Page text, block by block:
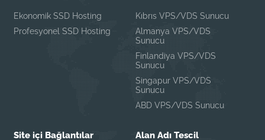
Ekonomik SSD Hosting
Profesyonel SSD Hosting
Kıbrıs VPS/VDS Sunucu
Almanya VPS/VDS
Sunucu
Finlandiya VPS/VDS
Sunucu
Singapur VPS/VDS
Sunucu
ABD VPS/VDS Sunucu
Site içi Bağlantılar Alan Adı Tescil